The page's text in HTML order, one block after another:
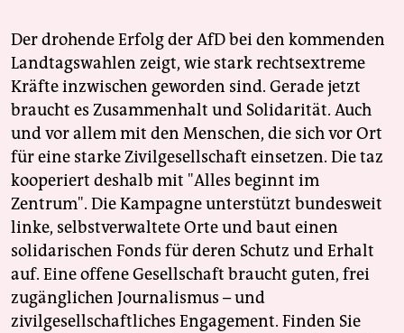
Der drohende Erfolg der AfD bei den kommenden
Landtagswahlen zeigt, wie stark rechtsextreme
Kräfte inzwischen geworden sind. Gerade jetzt
braucht es Zusammenhalt und Solidarität. Auch
und vor allem mit den Menschen, die sich vor Ort
für eine starke Zivilgesellschaft einsetzen. Die taz
kooperiert deshalb mit "Alles beginnt im
Zentrum". Die Kampagne unterstützt bundesweit
linke, selbstverwaltete Orte und baut einen
solidarischen Fonds für deren Schutz und Erhalt
auf. Eine offene Gesellschaft braucht guten, frei
zugänglichen Journalismus – und
zivilgesellschaftliches Engagement. Finden Sie